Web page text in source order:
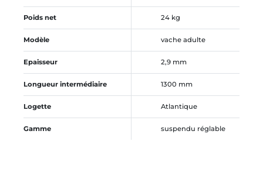
Poids net 24 kg
Modèle vache adulte
Epaisseur 2,9 mm
Longueur intermédiaire 1300 mm
Logette Atlantique
Gamme suspendu réglable